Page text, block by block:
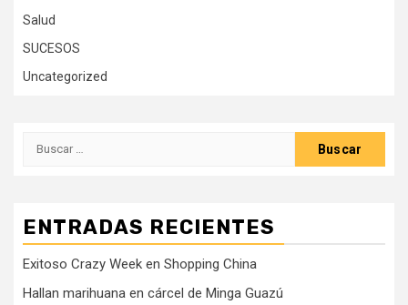
Salud
SUCESOS
Uncategorized
Buscar:
ENTRADAS RECIENTES
Exitoso Crazy Week en Shopping China
Hallan marihuana en cárcel de Minga Guazú